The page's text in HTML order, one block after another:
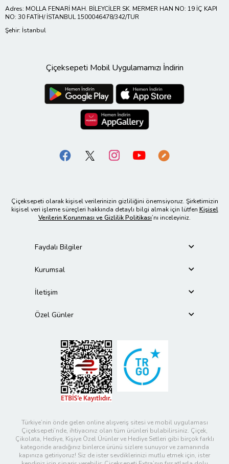
Adres: MOLLA FENARİ MAH. BİLEYCİLER SK. MERMER HAN NO: 19 İÇ KAPI
NO: 30 FATİH/ İSTANBUL 1500046478/342/TUR
Şehir: İstanbul
Çiçeksepeti Mobil Uygulamamızı İndirin
Çiçeksepeti olarak kişisel verilerinizin gizliliğini önemsiyoruz. Şirketimizin
kişisel veri işleme süreçleri hakkında detaylı bilgi almak için lütfen Kişisel
Verilerin Korunması ve Gizlilik Politikası’nı inceleyiniz.
Faydalı Bilgiler
Kurumsal
İletişim
Özel Günler
Türkiye’nin önde gelen online alışveriş sitesi ve mobil uygulaması
Çiçeksepeti’nde, ihtiyacınız olan tüm ürünleri bulabilirsiniz. Çiçek,
Çikolata, Hediye, Kişiye Özel Ürünler ve Hediye Setleri gibi birçok farklı
kategoride aradığınız binlerce ürünü sizlere sunuyor ve zamanında
kapınıza getiriyoruz! Siz de ister sevdiklerinizi mutlu etmek için, ister